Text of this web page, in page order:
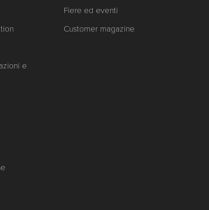
e
Fiere ed eventi
Customer magazine